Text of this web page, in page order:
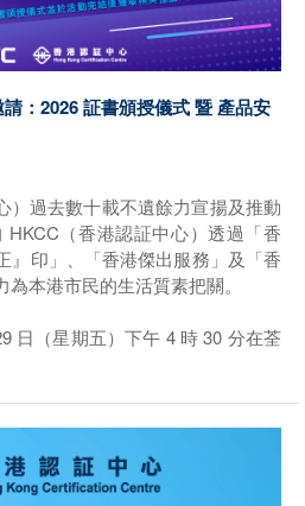
：2026 証書頒授儀式 暨 產品安
）過去數十載不遺餘力宣揚及推動
HKCC（香港認証中心）透過「香
』印」、「香港傑出服務」及「香
本港市民的生活質素把關。
日（星期五）下午 4 時 30 分在荃